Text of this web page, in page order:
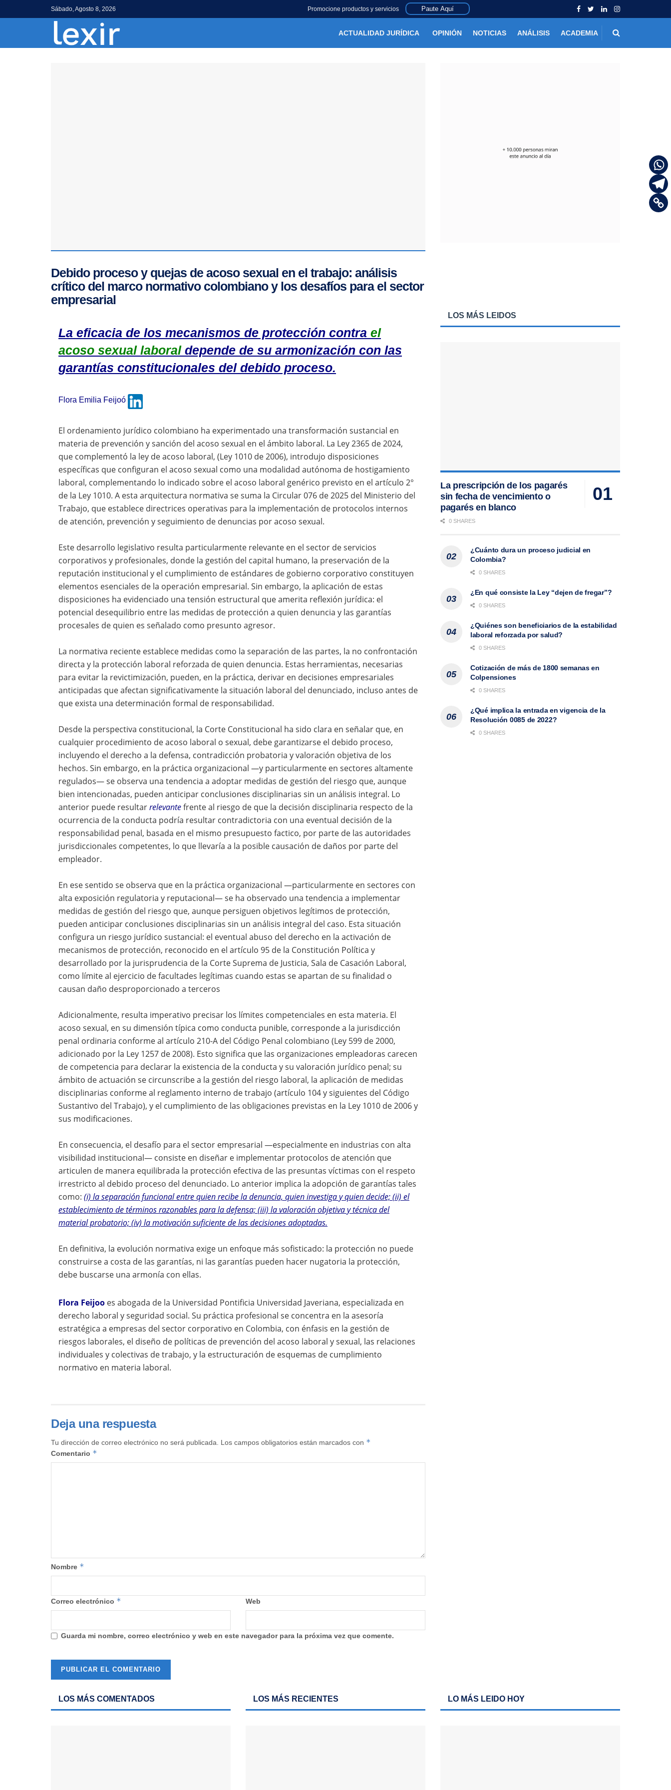
Sábado, Agosto 8, 2026 Promocione productos y servicios Paute Aquí
ACTUALIDAD JURÍDICA OPINIÓN NOTICIAS ANÁLISIS ACADEMIA
Debido proceso y quejas de acoso sexual en el trabajo: análisis
crítico del marco normativo colombiano y los desafíos para el sector
empresarial
La eficacia de los mecanismos de protección contra el
acoso sexual laboraldepende de su armonización con las
garantías constitucionales del debido proceso.
Flora Emilia Feijoó
El ordenamiento jurídico colombiano ha experimentado una transformación sustancial en
materia de prevención y sanción del acoso sexual en el ámbito laboral. La Ley 2365 de 2024,
que complementó la ley de acoso laboral, (Ley 1010 de 2006), introdujo disposiciones
específicas que configuran el acoso sexual como una modalidad autónoma de hostigamiento
laboral, complementando lo indicado sobre el acoso laboral genérico previsto en el artículo 2°
de la Ley 1010. A esta arquitectura normativa se suma la Circular 076 de 2025 del Ministerio del
Trabajo, que establece directrices operativas para la implementación de protocolos internos
de atención, prevención y seguimiento de denuncias por acoso sexual.
Este desarrollo legislativo resulta particularmente relevante en el sector de servicios
corporativos y profesionales, donde la gestión del capital humano, la preservación de la
reputación institucional y el cumplimiento de estándares de gobierno corporativo constituyen
elementos esenciales de la operación empresarial. Sin embargo, la aplicación de estas
disposiciones ha evidenciado una tensión estructural que amerita reflexión jurídica: el
potencial desequilibrio entre las medidas de protección a quien denuncia y las garantías
procesales de quien es señalado como presunto agresor.
La normativa reciente establece medidas como la separación de las partes, la no confrontación
directa y la protección laboral reforzada de quien denuncia. Estas herramientas, necesarias
para evitar la revictimización, pueden, en la práctica, derivar en decisiones empresariales
anticipadas que afectan significativamente la situación laboral del denunciado, incluso antes de
que exista una determinación formal de responsabilidad.
Desde la perspectiva constitucional, la Corte Constitucional ha sido clara en señalar que, en
cualquier procedimiento de acoso laboral o sexual, debe garantizarse el debido proceso,
incluyendo el derecho a la defensa, contradicción probatoria y valoración objetiva de los
hechos. Sin embargo, en la práctica organizacional —y particularmente en sectores altamente
regulados— se observa una tendencia a adoptar medidas de gestión del riesgo que, aunque
bien intencionadas, pueden anticipar conclusiones disciplinarias sin un análisis integral. Lo
anterior puede resultarrelevantefrente al riesgo de que la decisión disciplinaria respecto de la
ocurrencia de la conducta podría resultar contradictoria con una eventual decisión de la
responsabilidad penal, basada en el mismo presupuesto factico, por parte de las autoridades
jurisdiccionales competentes, lo que llevaría a la posible causación de daños por parte del
empleador.
En ese sentido se observa que en la práctica organizacional —particularmente en sectores con
alta exposición regulatoria y reputacional— se ha observado una tendencia a implementar
medidas de gestión del riesgo que, aunque persiguen objetivos legítimos de protección,
pueden anticipar conclusiones disciplinarias sin un análisis integral del caso. Esta situación
configura un riesgo jurídico sustancial: el eventual abuso del derecho en la activación de
mecanismos de protección, reconocido en el artículo 95 de la Constitución Política y
desarrollado por la jurisprudencia de la Corte Suprema de Justicia, Sala de Casación Laboral,
como límite al ejercicio de facultades legítimas cuando estas se apartan de su finalidad o
causan daño desproporcionado a terceros
Adicionalmente, resulta imperativo precisar los límites competenciales en esta materia. El
acoso sexual, en su dimensión típica como conducta punible, corresponde a la jurisdicción
penal ordinaria conforme al artículo 210-A del Código Penal colombiano (Ley 599 de 2000,
adicionado por la Ley 1257 de 2008). Esto significa que las organizaciones empleadoras carecen
de competencia para declarar la existencia de la conducta y su valoración jurídico penal; su
ámbito de actuación se circunscribe a la gestión del riesgo laboral, la aplicación de medidas
disciplinarias conforme al reglamento interno de trabajo (artículo 104 y siguientes del Código
Sustantivo del Trabajo), y el cumplimiento de las obligaciones previstas en la Ley 1010 de 2006 y
sus modificaciones.
En consecuencia, el desafío para el sector empresarial —especialmente en industrias con alta
visibilidad institucional— consiste en diseñar e implementar protocolos de atención que
articulen de manera equilibrada la protección efectiva de las presuntas víctimas con el respeto
irrestricto al debido proceso del denunciado. Lo anterior implica la adopción de garantías tales
como: (i) la separación funcional entre quien recibe la denuncia, quien investiga y quien decide; (ii) el
establecimiento de términos razonables para la defensa; (iii) la valoración objetiva y técnica del
material probatorio; (iv) la motivación suficiente de las decisiones adoptadas.
En definitiva, la evolución normativa exige un enfoque más sofisticado: la protección no puede
construirse a costa de las garantías, ni las garantías pueden hacer nugatoria la protección,
debe buscarse una armonía con ellas.
Flora Feijoo es abogada de la Universidad Pontificia Universidad Javeriana, especializada en
derecho laboral y seguridad social. Su práctica profesional se concentra en la asesoría
estratégica a empresas del sector corporativo en Colombia, con énfasis en la gestión de
riesgos laborales, el diseño de políticas de prevención del acoso laboral y sexual, las relaciones
individuales y colectivas de trabajo, y la estructuración de esquemas de cumplimiento
normativo en materia laboral.
Deja una respuesta
Tu dirección de correo electrónico no será publicada. Los campos obligatorios están marcados con *
Comentario *
Nombre *
Correo electrónico * Web
Guarda mi nombre, correo electrónico y web en este navegador para la próxima vez que comente.
LOS MÁS LEIDOS
La prescripción de los pagarés
sin fecha de vencimiento o
pagarés en blanco
0 SHARES
¿Cuánto dura un proceso judicial en
Colombia?
0 SHARES
¿En qué consiste la Ley “dejen de fregar”?
0 SHARES
¿Quiénes son beneficiarios de la estabilidad
laboral reforzada por salud?
0 SHARES
Cotización de más de 1800 semanas en
Colpensiones
0 SHARES
¿Qué implica la entrada en vigencia de la
Resolución 0085 de 2022?
0 SHARES
LOS MÁS COMENTADOS LOS MÁS RECIENTES LO MÁS LEIDO HOY